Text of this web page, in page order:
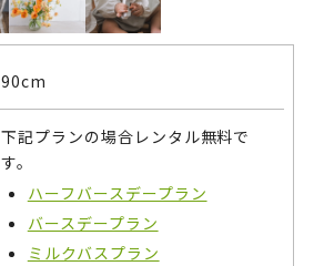
90cm
下記プランの場合レンタル無料で
す。
ハーフバースデープラン
バースデープラン
ミルクバスプラン